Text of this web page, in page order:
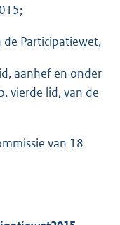
Participatiewet,
aanhef en onder
vierde lid, van de
van 18